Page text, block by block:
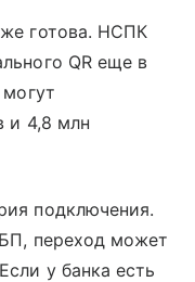
готова. НСПК
QR еще в
и 4,8 млн
подключения.
переход может
у банка есть